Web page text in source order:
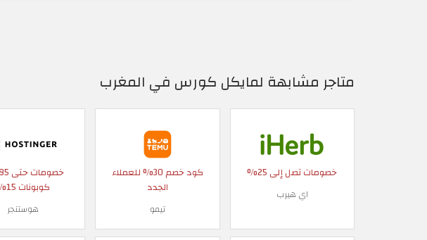
متاجر مشابهة لمايكل كورس في المغرب
خصومات تصل إلى 25%
اي هيرب
كود خصم 30% للعملاء
الجدد
تيمو
كوبونات 15%
هوستنجر